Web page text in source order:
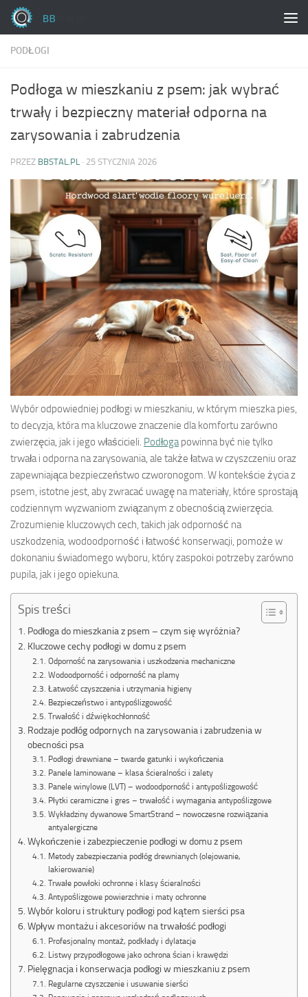
Skip to content
PODŁOGI
Podłoga w mieszkaniu z psem: jak wybrać
trwały i bezpieczny materiał odporna na
zarysowania i zabrudzenia
PRZEZ BBSTAL.PL · 25 STYCZNIA 2026
Wybór odpowiedniej podłogi w mieszkaniu, w którym mieszka pies,
to decyzja, która ma kluczowe znaczenie dla komfortu zarówno
zwierzęcia, jak i jego właścicieli. Podłoga powinna być nie tylko
trwała i odporna na zarysowania, ale także łatwa w czyszczeniu oraz
zapewniająca bezpieczeństwo czworonogom. W kontekście życia z
psem, istotne jest, aby zwracać uwagę na materiały, które sprostają
codziennym wyzwaniom związanym z obecnością zwierzęcia.
Zrozumienie kluczowych cech, takich jak odporność na
uszkodzenia, wodoodporność i łatwość konserwacji, pomoże w
dokonaniu świadomego wyboru, który zaspokoi potrzeby zarówno
pupila, jak i jego opiekuna.
Spis treści
Podłoga do mieszkania z psem – czym się wyróżnia?
Kluczowe cechy podłogi w domu z psem
Odporność na zarysowania i uszkodzenia mechaniczne
Wodoodporność i odporność na plamy
Łatwość czyszczenia i utrzymania higieny
Bezpieczeństwo i antypoślizgowość
Trwałość i dźwiękochłonność
Rodzaje podłóg odpornych na zarysowania i zabrudzenia w
obecności psa
Podłogi drewniane – twarde gatunki i wykończenia
Panele laminowane – klasa ścieralności i zalety
Panele winylowe (LVT) – wodoodporność i antypoślizgowość
Płytki ceramiczne i gres – trwałość i wymagania antypoślizgowe
Wykładziny dywanowe SmartStrand – nowoczesne rozwiązania
antyalergiczne
Wykończenie i zabezpieczenie podłogi w domu z psem
Metody zabezpieczania podłóg drewnianych (olejowanie,
lakierowanie)
Trwałe powłoki ochronne i klasy ścieralności
Antypoślizgowe powierzchnie i maty ochronne
Wybór koloru i struktury podłogi pod kątem sierści psa
Wpływ montażu i akcesoriów na trwałość podłogi
Profesjonalny montaż, podkłady i dylatacje
Listwy przypodłogowe jako ochrona ścian i krawędzi
Pielęgnacja i konserwacja podłogi w mieszkaniu z psem
Regularne czyszczenie i usuwanie sierści